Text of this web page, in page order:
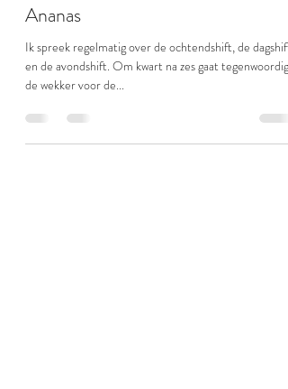
Ananas
Ik spreek regelmatig over de ochtendshift, de dagshift
en de avondshift. Om kwart na zes gaat tegenwoordig
de wekker voor de...